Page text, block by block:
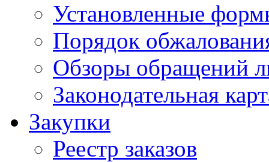
Установленные
Порядок
Обзоры обращений
Законодательная
Закупки
Реестр заказов